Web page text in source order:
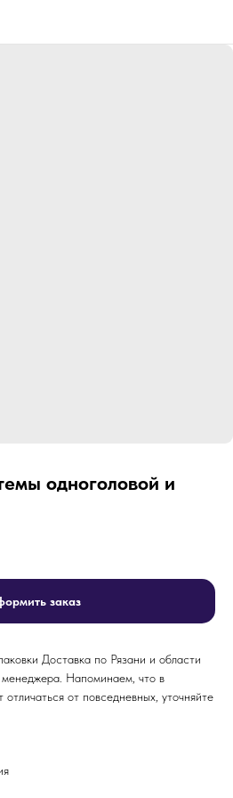
одноголовой и
заказ
Доставка по Рязани и области
менеджера. Напоминаем, что в
от повседневных, уточняйте